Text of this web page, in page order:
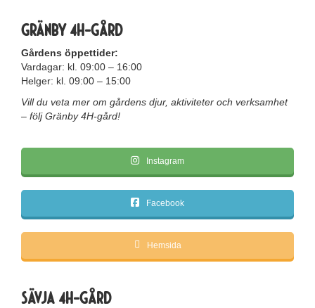
Gränby 4H-gård
Gårdens öppettider:
Vardagar: kl. 09:00 – 16:00
Helger: kl. 09:00 – 15:00
Vill du veta mer om gårdens djur, aktiviteter och verksamhet
– följ Gränby 4H-gård!
Instagram
Facebook
Hemsida
Sävja 4H-gård